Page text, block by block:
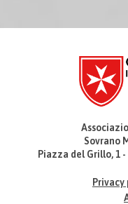
Sovrano
Piazza del Grillo, 1 -
Privacy